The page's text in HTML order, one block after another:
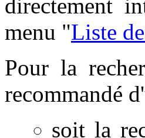
directement
menu "Liste
Pour la
recommandé
soit la